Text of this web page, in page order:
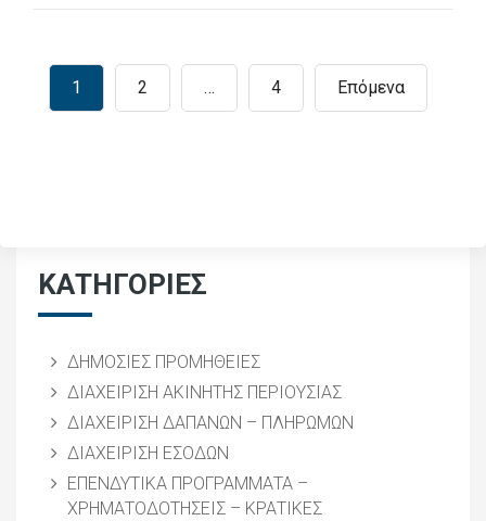
ΚΑΤΗΓΟΡΙΕΣ
ΔΗΜΟΣΙΕΣ ΠΡΟΜΗΘΕΙΕΣ
ΔΙΑΧΕΙΡΙΣΗ ΑΚΙΝΗΤΗΣ ΠΕΡΙΟΥΣΙΑΣ
ΔΙΑΧΕΙΡΙΣΗ ΔΑΠΑΝΩΝ – ΠΛΗΡΩΜΩΝ
ΔΙΑΧΕΙΡΙΣΗ ΕΣΟΔΩΝ
ΕΠΕΝΔΥΤΙΚΑ ΠΡΟΓΡΑΜΜΑΤΑ –
ΧΡΗΜΑΤΟΔΟΤΗΣΕΙΣ – ΚΡΑΤΙΚΕΣ
1 2 … 4 Επόμενα